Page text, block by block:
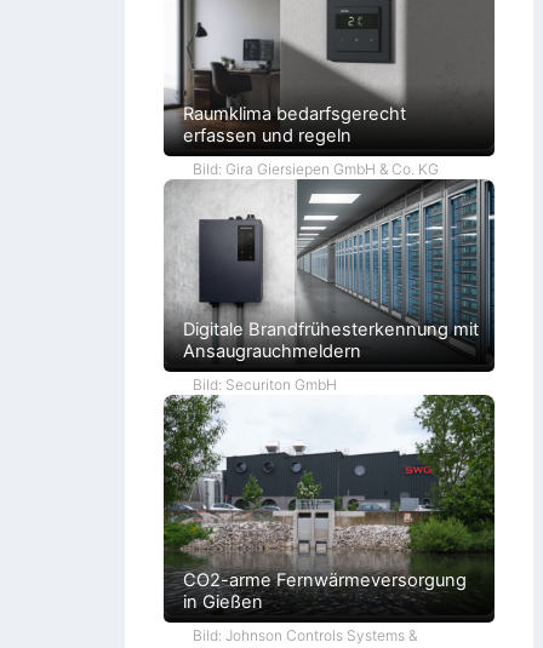
Raumklima bedarfsgerecht
erfassen und regeln
Bild: Gira Giersiepen GmbH & Co. KG
Digitale Brandfrühesterkennung mit
Ansaugrauchmeldern
Bild: Securiton GmbH
CO2-arme Fernwärmeversorgung
in Gießen
Bild: Johnson Controls Systems &